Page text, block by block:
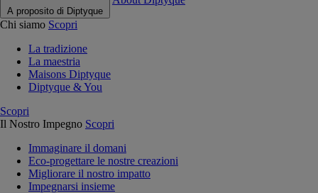
A proposito di Diptyque
Chi siamo Scopri
La tradizione
La maestria
Maisons Diptyque
Diptyque & You
Scopri
Il Nostro Impegno Scopri
Immaginare il domani
Eco-progettare le nostre creazioni
Migliorare il nostro impatto
Impegnarsi insieme